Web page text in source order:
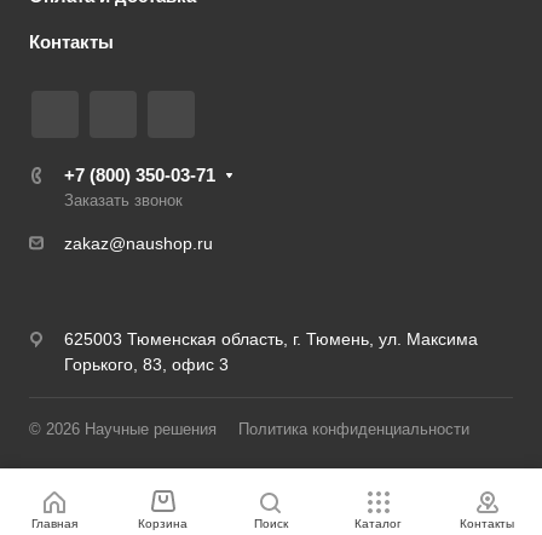
Контакты
+7 (800) 350-03-71
Заказать звонок
zakaz@naushop.ru
625003 Тюменская область, г. Тюмень, ул. Максима
Горького, 83, офис 3
© 2026 Научные решения Политика конфиденциальности
Главная Корзина Поиск Каталог Контакты